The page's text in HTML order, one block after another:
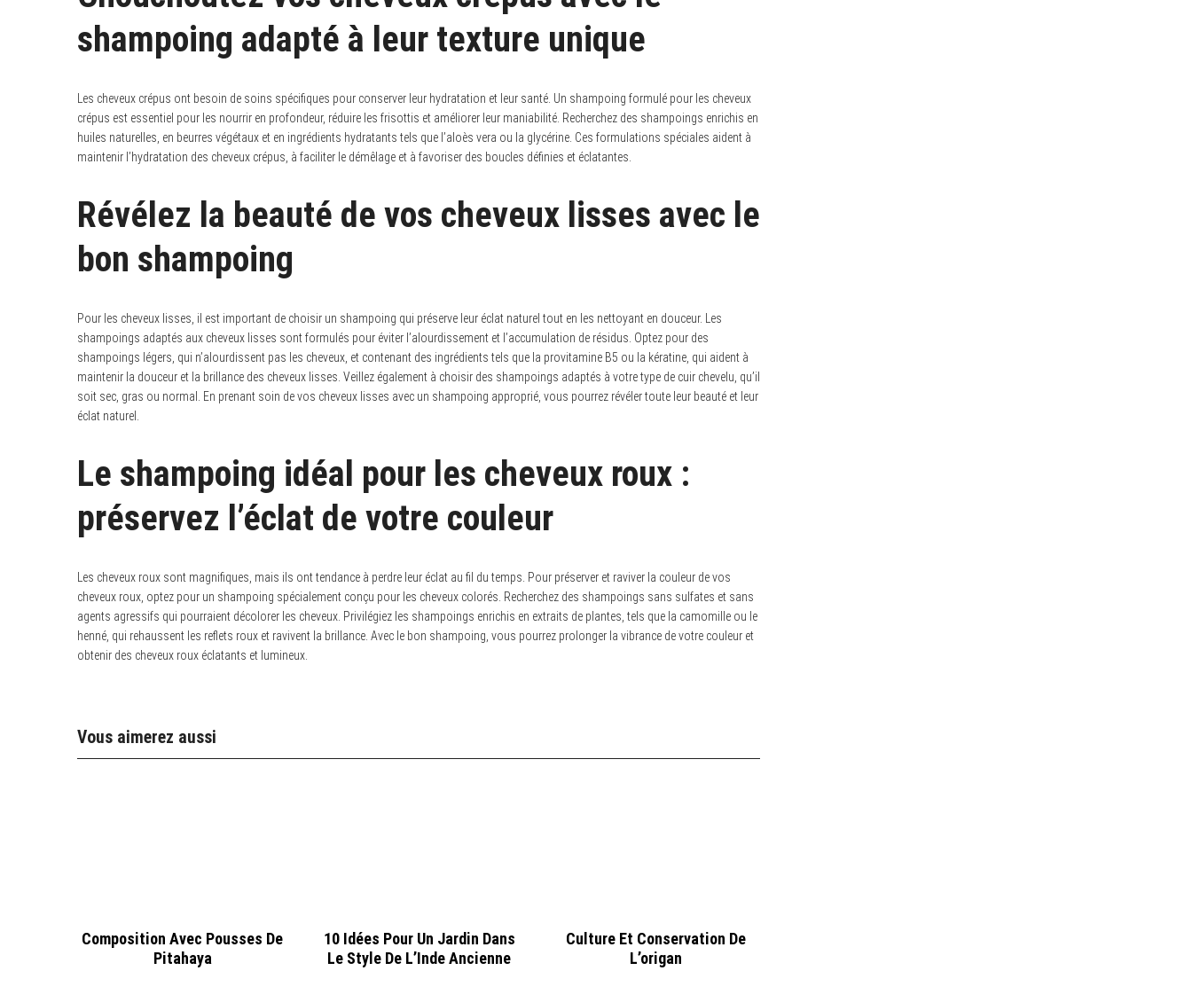
shampoing adapté à leur texture unique
Les cheveux crépus ont besoin de soins spécifiques pour conserver leur hydratation et leur santé. Un shampoing formulé pour les cheveux
crépus est essentiel pour les nourrir en profondeur, réduire les frisottis et améliorer leur maniabilité. Recherchez des shampoings enrichis en
huiles naturelles, en beurres végétaux et en ingrédients hydratants tels que l’aloès vera ou la glycérine. Ces formulations spéciales aident à
maintenir l’hydratation des cheveux crépus, à faciliter le démêlage et à favoriser des boucles définies et éclatantes.
Révélez la beauté de vos cheveux lisses avec le
bon shampoing
Pour les cheveux lisses, il est important de choisir un shampoing qui préserve leur éclat naturel tout en les nettoyant en douceur. Les
shampoings adaptés aux cheveux lisses sont formulés pour éviter l’alourdissement et l’accumulation de résidus. Optez pour des
shampoings légers, qui n’alourdissent pas les cheveux, et contenant des ingrédients tels que la provitamine B5 ou la kératine, qui aident à
maintenir la douceur et la brillance des cheveux lisses. Veillez également à choisir des shampoings adaptés à votre type de cuir chevelu, qu’il
soit sec, gras ou normal. En prenant soin de vos cheveux lisses avec un shampoing approprié, vous pourrez révéler toute leur beauté et leur
éclat naturel.
Le shampoing idéal pour les cheveux roux :
préservez l’éclat de votre couleur
Les cheveux roux sont magnifiques, mais ils ont tendance à perdre leur éclat au fil du temps. Pour préserver et raviver la couleur de vos
cheveux roux, optez pour un shampoing spécialement conçu pour les cheveux colorés. Recherchez des shampoings sans sulfates et sans
agents agressifs qui pourraient décolorer les cheveux. Privilégiez les shampoings enrichis en extraits de plantes, tels que la camomille ou le
henné, qui rehaussent les reflets roux et ravivent la brillance. Avec le bon shampoing, vous pourrez prolonger la vibrance de votre couleur et
obtenir des cheveux roux éclatants et lumineux.
Vous aimerez aussi
Composition Avec Pousses De
Pitahaya
10 Idées Pour Un Jardin Dans
Le Style De L’Inde Ancienne
Culture Et Conservation De
L’origan